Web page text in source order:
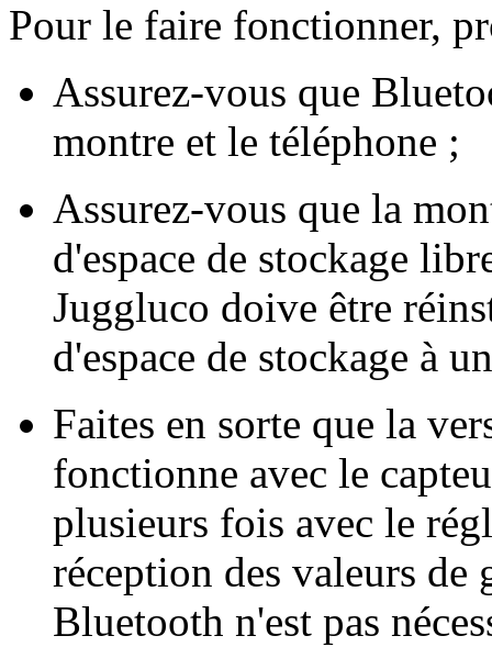
Pour le faire fonctionner,
Assurez-vous que
montre et le téléphone ;
Assurez-vous que la
d'espace de stockage
Juggluco doive être
d'espace de stockage à
Faites en sorte que la
fonctionne avec le
plusieurs fois avec le
réception des valeurs de
Bluetooth n'est pas